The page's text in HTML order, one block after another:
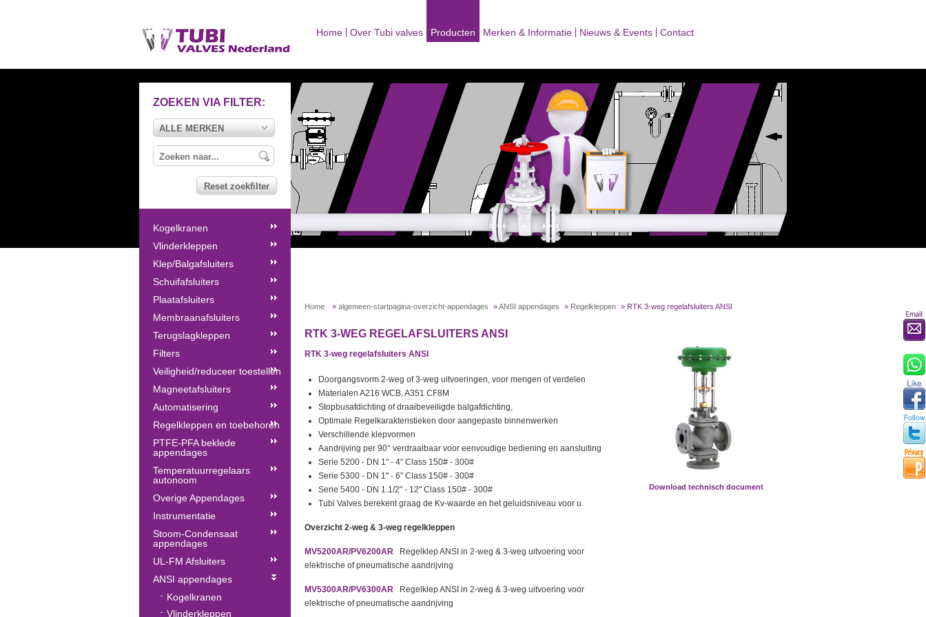
Home Over Tubi valves Producten Merken & Informatie Nieuws & Events Contact
Home » algemeen-startpagina-overzicht-appendages »ANSI appendages » Regelkleppen » RTK 3-weg regelafsluiters ANSI
RTK 3-WEG REGELAFSLUITERS ANSI
RTK 3-weg regelafsluiters ANSI
Doorgangsvorm 2-weg of 3-weg uitvoeringen, voor mengen of verdelen
Materialen A216 WCB, A351 CF8M
Stopbusafdichting of draaibeveiligde balgafdichting,
Optimale Regelkarakteristieken door aangepaste binnenwerken
Verschillende klepvormen
Aandrijving per 90° verdraaibaar voor eenvoudige bediening en aansluiting
Serie 5200 - DN 1" - 4" Class 150# - 300#
Serie 5300 - DN 1" - 6" Class 150# - 300#
Serie 5400 - DN 1.1/2" - 12" Class 150# - 300#
Tubi Valves berekent graag de Kv-waarde en het geluidsniveau voor u.
Overzicht 2-weg & 3-weg regelkleppen
MV5200AR/PV6200AR
Regelklep ANSI in 2-weg & 3-weg uitvoering voor
elektrische of pneumatische aandrijving
MV5300AR/PV6300AR
Regelklep ANSI in 2-weg & 3-weg uitvoering voor
elektrische of pneumatische aandrijving
Download technisch document
ZOEKEN VIA FILTER:
ALLE MERKEN
Reset zoekfilter
Kogelkranen
Vlinderkleppen
Klep/Balgafsluiters
Schuifafsluiters
Plaatafsluiters
Membraanafsluiters
Terugslagkleppen
Filters
Veiligheid/reduceer toestellen
Magneetafsluiters
Automatisering
Regelkleppen en toebehoren
PTFE-PFA beklede
appendages
Temperatuurregelaars
autonoom
Overige Appendages
Instrumentatie
Stoom-Condensaat
appendages
UL-FM Afsluiters
ANSI appendages
Kogelkranen
Vlinderkleppen